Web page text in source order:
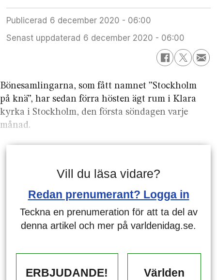
Publicerad
6 december 2020 - 06:00
Senast uppdaterad
6 december 2020 - 06:00
Bönesamlingarna, som fått namnet ”Stockholm
på knä”, har sedan förra hösten ägt rum i Klara
kyrka i Stockholm, den första söndagen varje
månad.
Vill du läsa vidare?
Redan prenumerant? Logga in
Teckna en prenumeration för att ta del av
denna artikel och mer på varldenidag.se.
ERBJUDANDE!
Världen